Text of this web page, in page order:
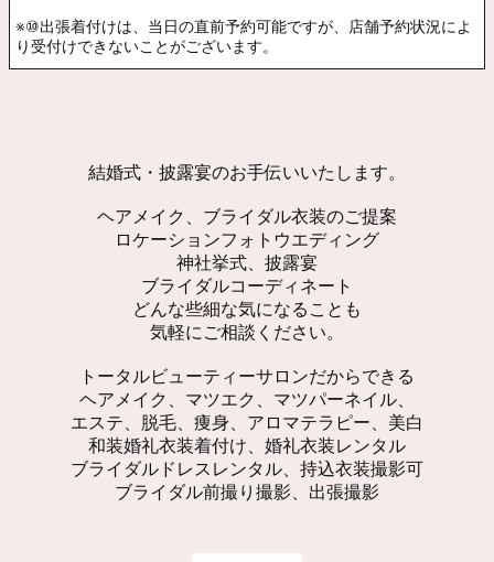
※⑩出張着付けは、当日の直前予約可能ですが、店舗予約状況によ
り受付けできないことがございます。
結婚式・披露宴のお手伝いいたします。
ヘアメイク、ブライダル衣装のご提案
ロケーションフォトウエディング
神社挙式、披露宴
ブライダルコーディネート
どんな些細な気になることも
気軽にご相談ください。
トータルビューティーサロンだからできる
ヘアメイク、マツエク、マツパーネイル、
エステ、脱毛、痩身、アロマテラピー、美白
和装婚礼衣装着付け、婚礼衣装レンタル
ブライダルドレスレンタル、持込衣装撮影可
ブライダル前撮り撮影、出張撮影